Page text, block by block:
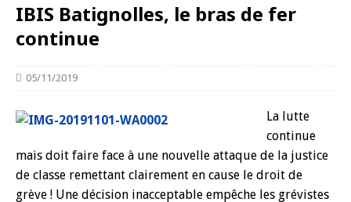
IBIS Batignolles, le bras de fer
continue
05/11/2019
La lutte
continue
mais doit faire face à une nouvelle attaque de la justice
de classe remettant clairement en cause le droit de
grève ! Une décision inacceptable empêche les grévistes